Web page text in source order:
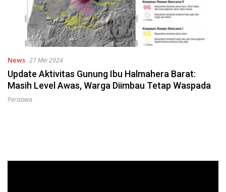
News 27 Mei 2024
Update Aktivitas Gunung Ibu Halmahera Barat:
Masih Level Awas, Warga Diimbau Tetap Waspada
Peristiwa